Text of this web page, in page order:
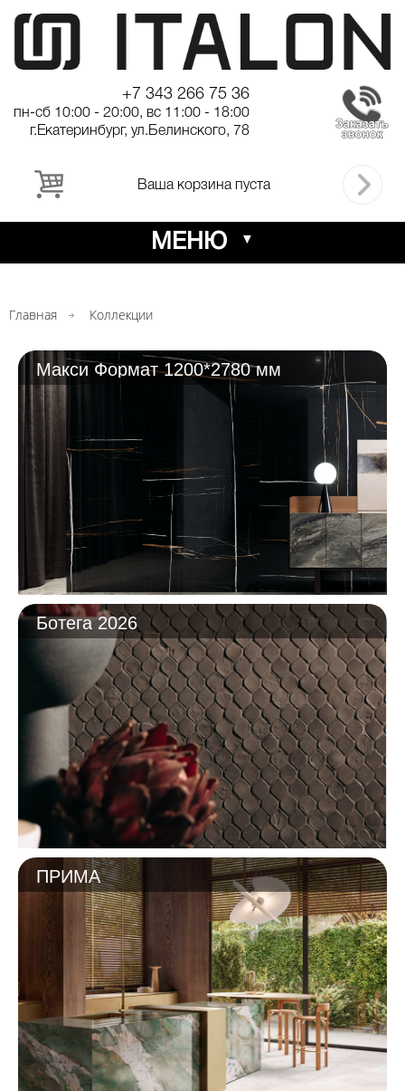
+7 343 266 75 36
пн-сб 10:00 - 20:00, вс 11:00 - 18:00
г.Екатеринбург, ул.Белинского, 78
Ваша корзина пуста
МЕНЮ
Главная Коллекции
Макси Формат 1200*2780 мм
Ботега 2026
ПРИМА